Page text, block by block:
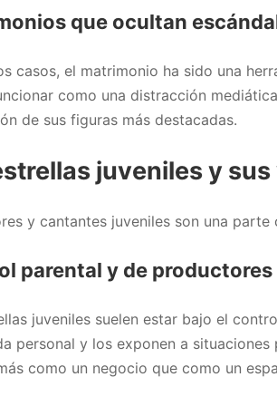
que ocultan
casos, el matrimonio ha sido una
como una distracción
de sus figuras más destacadas.
juveniles y
y cantantes juveniles son una
parental y de productores
juveniles suelen estar bajo el
personal y los exponen a
como un negocio que como un